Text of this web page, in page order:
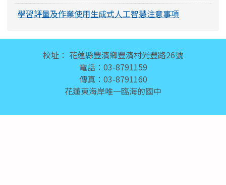
學習評量及作業使用生成式人工智慧注意事項
頁尾區域內容
校址： 花蓮縣豐濱鄉豐濱村光豐路26號
電話：03-8791159
傳真：03-8791160
花蓮東海岸唯一臨海的國中